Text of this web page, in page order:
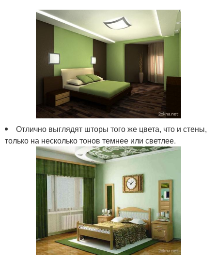
Отлично выглядят шторы того же цвета, что и стены,
только на несколько тонов темнее или светлее.